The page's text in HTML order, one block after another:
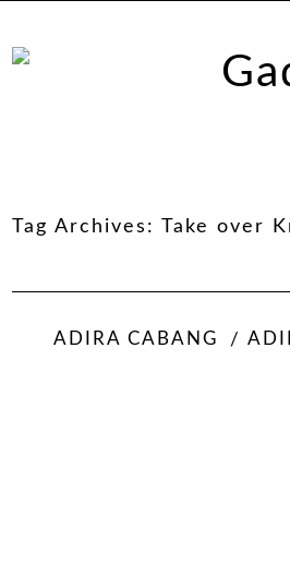
Tag Archives:Take over
ADIRA CABANG